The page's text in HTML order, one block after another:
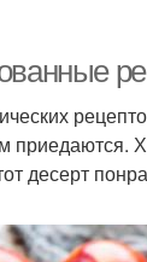
десерт